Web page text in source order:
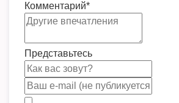
Комментарий*
Представьтесь